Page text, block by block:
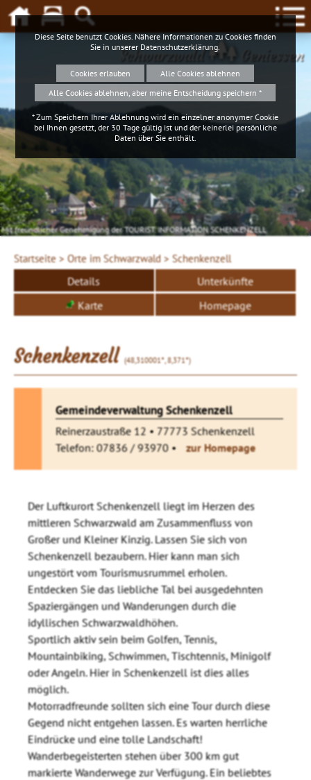
Schwarzwald Geniessen
Mit freundlicher Genehmigung der TOURIST INFORMATION SCHENKENZELL
Startseite > Orte im Schwarzwald > Schenkenzell
Details
Unterkünfte
Karte
Homepage
Schenkenzell(48,310001°, 8,371°)
Gemeindeverwaltung Schenkenzell
Reinerzaustraße 12 • 77773 Schenkenzell
Telefon: 07836 / 93970 •
zur Homepage
Der Luftkurort Schenkenzell liegt im Herzen des
mittleren Schwarzwald am Zusammenfluss von
Großer und Kleiner Kinzig. Lassen Sie sich von
Schenkenzell bezaubern. Hier kann man sich
ungestört vom Tourismusrummel erholen.
Entdecken Sie das liebliche Tal bei ausgedehnten
Spaziergängen und Wanderungen durch die
idyllischen Schwarzwaldhöhen.
Sportlich aktiv sein beim Golfen, Tennis,
Mountainbiking, Schwimmen, Tischtennis, Minigolf
oder Angeln. Hier in Schenkenzell ist dies alles
möglich.
Motorradfreunde sollten sich eine Tour durch diese
Gegend nicht entgehen lassen. Es warten herrliche
Eindrücke und eine tolle Landschaft!
Wanderbegeisterten stehen über 300 km gut
markierte Wanderwege zur Verfügung. Ein beliebtes
Diese Seite benutzt Cookies. Nähere Informationen zu Cookies finden
Sie in unserer Datenschutzerklärung
Cookies erlauben
Alle Cookies ablehnen
Alle Cookies ablehnen, aber meine Entscheidung speichern *
* Zum Speichern Ihrer Ablehnung wird ein einzelner anonymer Cookie
bei Ihnen gesetzt, der 30 Tage gültig ist und der keinerlei persönliche
Daten über Sie enthält.